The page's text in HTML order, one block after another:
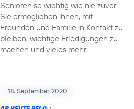
Senioren so wichtig wie nie zuvor.
Sie ermöglichen ihnen, mit
Freunden und Familie in Kontakt zu
bleiben, wichtige Erledigungen zu
machen und vieles mehr.
18. September 2020